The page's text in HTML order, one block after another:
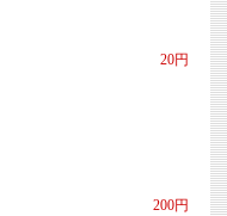
20円
200円